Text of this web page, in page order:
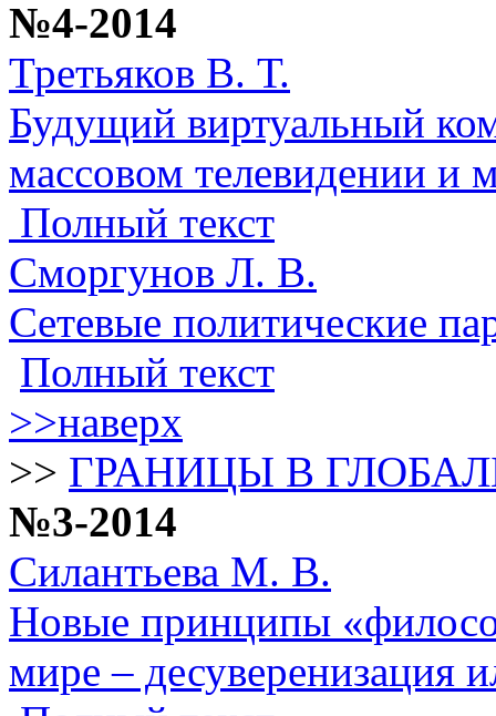
№4-2014
Третьяков В. Т.
Будущий виртуальный
массовом телевидении и
Полный текст
Сморгунов Л. В.
Сетевые политические
Полный текст
>>наверх
>> ГРАНИЦЫ В
№3-2014
Силантьева М. В.
Новые принципы
мире – десуверенизация